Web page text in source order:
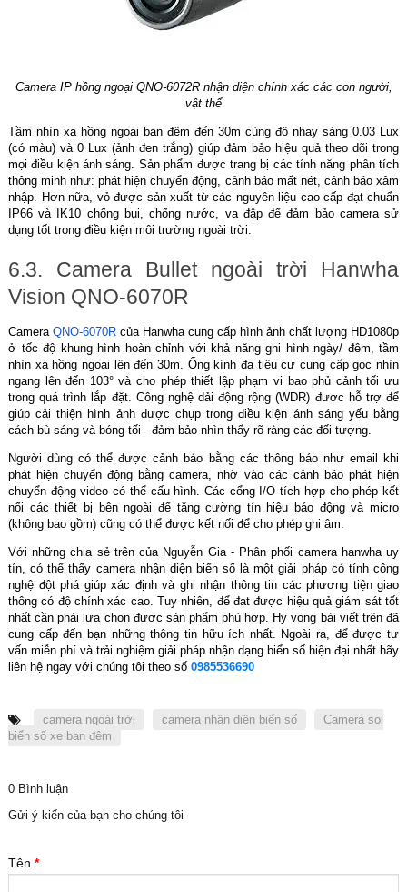
Camera IP hồng ngoại QNO-6072R nhận diện chính xác các con người,
vật thể
Tầm nhìn xa hồng ngoại ban đêm đến 30m cùng độ nhạy sáng 0.03 Lux
(có màu) và 0 Lux (ảnh đen trắng) giúp đảm bảo hiệu quả theo dõi trong
mọi điều kiện ánh sáng. Sản phẩm được trang bị các tính năng phân tích
thông minh như: phát hiện chuyển động, cảnh báo mất nét, cảnh báo xâm
nhập. Hơn nữa, vỏ được sản xuất từ các nguyên liệu cao cấp đạt chuẩn
IP66 và IK10 chống bụi, chống nước, va đập để đảm bảo camera sử
dụng tốt trong điều kiện môi trường ngoài trời.
6.3. Camera Bullet ngoài trời Hanwha
Vision QNO-6070R
Camera QNO-6070R của Hanwha cung cấp hình ảnh chất lượng HD1080p
ở tốc độ khung hình hoàn chỉnh với khả năng ghi hình ngày/ đêm, tầm
nhìn xa hồng ngoại lên đến 30m. Ống kính đa tiêu cự cung cấp góc nhìn
ngang lên đến 103° và cho phép thiết lập phạm vi bao phủ cảnh tối ưu
trong quá trình lắp đặt. Công nghệ dải động rộng (WDR) được hỗ trợ để
giúp cải thiện hình ảnh được chụp trong điều kiện ánh sáng yếu bằng
cách bù sáng và bóng tối - đảm bảo nhìn thấy rõ ràng các đối tượng.
Người dùng có thể được cảnh báo bằng các thông báo như email khi
phát hiện chuyển động bằng camera, nhờ vào các cảnh báo phát hiện
chuyển động video có thể cấu hình. Các cổng I/O tích hợp cho phép kết
nối các thiết bị bên ngoài để tăng cường tín hiệu báo động và micro
(không bao gồm) cũng có thể được kết nối để cho phép ghi âm.
Với những chia sẻ trên của Nguyễn Gia- Phân phối camera hanwha uy
tín, có thể thấy camera nhận diện biển số là một giải pháp có tính công
nghệ đột phá giúp xác định và ghi nhận thông tin các phương tiện giao
thông có độ chính xác cao. Tuy nhiên, để đạt được hiệu quả giám sát tốt
nhất cần phải lựa chọn được sản phẩm phù hợp. Hy vọng bài viết trên đã
cung cấp đến bạn những thông tin hữu ích nhất. Ngoài ra, để được tư
vấn miễn phí và trải nghiệm giải pháp nhận dạng biển số hiện đại nhất hãy
liên hệ ngay với chúng tôi theo số 0985536690
camera ngoài trời camera nhận diện biển số
Camera soi
biển số xe ban đêm
0 Bình luận
Gửi ý kiến của bạn cho chúng tôi
Tên *